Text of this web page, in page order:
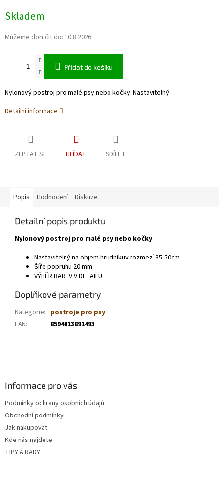
cena:
Skladem
Můžeme doručit do: 10.8.2026
Přidat do košíku
Nylonový postroj pro malé psy nebo kočky. Nastavitelný
Detailní informace
ZEPTAT SE HLÍDAT SDÍLET
Popis Hodnocení Diskuze
Detailní popis produktu
Nylonový postroj pro malé psy nebo kočky
Nastavitelný na objem hrudníkuv rozmezí 35-50cm
Šíře popruhu 20 mm
VÝBĚR BAREV V DETAILU
Doplňkové parametry
Kategorie: postroje pro psy
EAN: 8594013891493
Informace pro vás
Podmínky ochrany osobních údajů
Obchodní podmínky
Jak nakupovat
Kde nás najdete
TIPY A RADY